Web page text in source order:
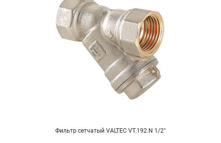
Фильтр сетчатый VALTEC VT.192.N 1/2"